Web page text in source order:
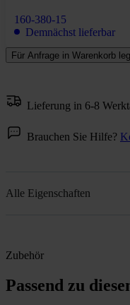
160-380-15
Demnächst lieferbar
Für Anfrage in Warenkorb
Lieferung in 6-8
Brauchen Sie Hilfe?
Alle Eigenschaften
Zubehör
Passend zu